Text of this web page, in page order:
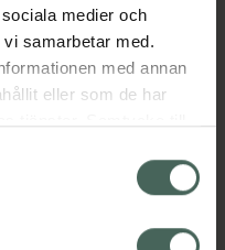
medier och
samarbetar med.
med annan
eller som de har
samtycke påverkar inte
innan återkallelsen.